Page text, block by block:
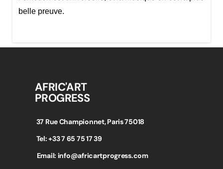
belle preuve.
AFRIC'ART
PROGRESS
37 Rue Championnet, Paris 75018
Tel: +33 7 65 75 17 39
Email: info@africartprogress.com